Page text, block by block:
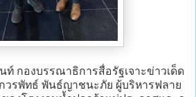
ท์ กองบรรณาธิการสื่อรัฐเจาะข่าวเด็ด
วรพัทธ์ พันธ์ญาชนะภัย ผู้บริหารฟลาย